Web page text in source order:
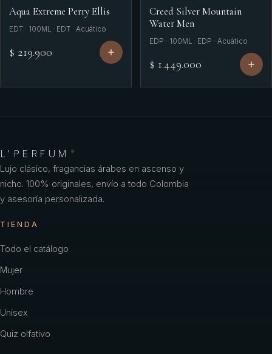
Aqua Extreme Perry Ellis
EDT · 100ML · EDT · Acuático
$ 219.900
Creed Silver Mountain
Water Men
EDP · 100ML · EDP · Acuático
$ 1.449.000
L'PERFUM ®
Lujo clásico, fragancias árabes en ascenso y
nicho. 100% originales, envío a todo Colombia
y asesoría personalizada.
TIENDA
Todo el catálogo
Mujer
Hombre
Unisex
Quiz olfativo